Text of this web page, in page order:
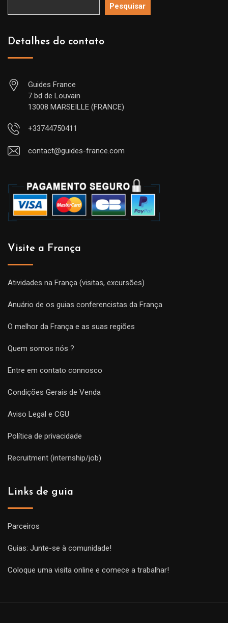
Pesquisar
Detalhes do contato
Guides France
7 bd de Louvain
13008 MARSEILLE (FRANCE)
+33744750411
contact@guides-france.com
Visite a França
Atividades na França (visitas, excursões)
Anuário de os guias conferencistas da França
O melhor da França e as suas regiões
Quem somos nós ?
Entre em contato connosco
Condições Gerais de Venda
Aviso Legal e CGU
Política de privacidade
Recruitment (internship/job)
Links de guia
Parceiros
Guias: Junte-se à comunidade!
Coloque uma visita online e comece a trabalhar!